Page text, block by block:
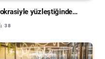
yüzleştiğinde…
38